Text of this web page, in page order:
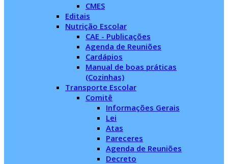
CMES
Editais
Nutrição Escolar
CAE - Publicações
Agenda de Reuniões
Cardápios
Manual de boas práticas
(Cozinhas)
Transporte Escolar
Comitê
Informações Gerais
Lei
Atas
Pareceres
Agenda de Reuniões
Decreto